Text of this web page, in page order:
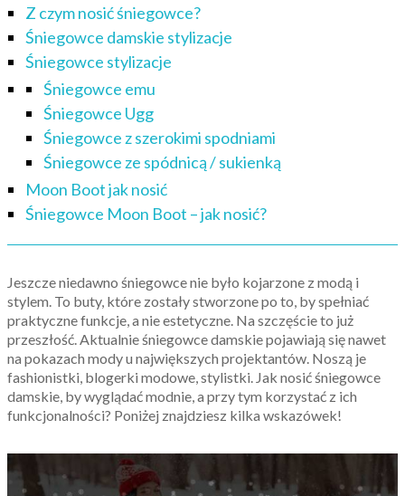
Z czym nosić śniegowce?
Śniegowce damskie stylizacje
Śniegowce stylizacje
Śniegowce emu
Śniegowce Ugg
Śniegowce z szerokimi spodniami
Śniegowce ze spódnicą / sukienką
Moon Boot jak nosić
Śniegowce Moon Boot – jak nosić?
Jeszcze niedawno śniegowce nie było kojarzone z modą i
stylem. To buty, które zostały stworzone po to, by spełniać
praktyczne funkcje, a nie estetyczne. Na szczęście to już
przeszłość. Aktualnie śniegowce damskie pojawiają się nawet
na pokazach mody u największych projektantów. Noszą je
fashionistki, blogerki modowe, stylistki. Jak nosić śniegowce
damskie, by wyglądać modnie, a przy tym korzystać z ich
funkcjonalności? Poniżej znajdziesz kilka wskazówek!